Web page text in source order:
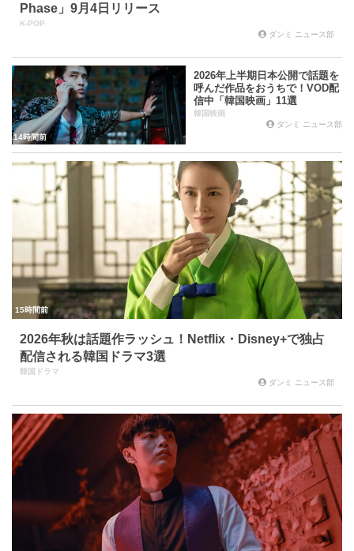
Phase」9月4日リリース
K-POP
ダンミ ニュース部
14時間前
2026年上半期日本公開で話題を
呼んだ作品をおうちで！VOD配
信中「韓国映画」11選
韓国映画
ダンミ ニュース部
15時間前
2026年秋は話題作ラッシュ！Netflix・Disney+で独占
配信される韓国ドラマ3選
韓国ドラマ
ダンミ ニュース部